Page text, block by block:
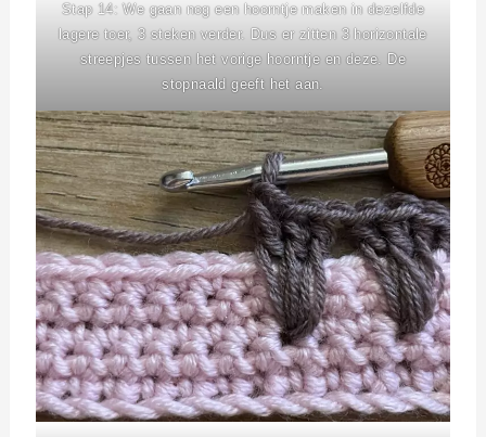
Stap 14: We gaan nog een hoorntje maken in dezelfde
lagere toer, 3 steken verder. Dus er zitten 3 horizontale
streepjes tussen het vorige hoorntje en deze. De
stopnaald geeft het aan.